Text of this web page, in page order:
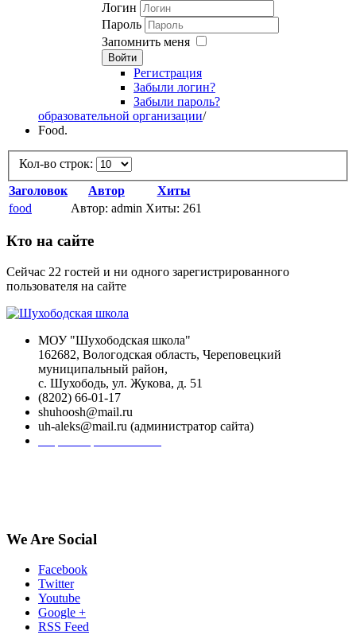
Логин
Пароль
Запомнить меня
Войти
Регистрация
Забыли логин?
Забыли пароль?
образовательной организации/
Food.
Кол-во строк:
Заголовок
Автор
Хиты
food
Автор: admin Хиты: 261
Кто на сайте
Сейчас 22 гостей и ни одного зарегистрированного
пользователя на сайте
МОУ "Шухободская школа"
162682, Вологодская область, Череповецкий
муниципальный район,
с. Шухободь, ул. Жукова, д. 51
(8202) 66-01-17
shuhoosh@mail.ru
uh-aleks@mail.ru (администратор сайта)
We Are Social
Facebook
Twitter
Youtube
Google +
RSS Feed